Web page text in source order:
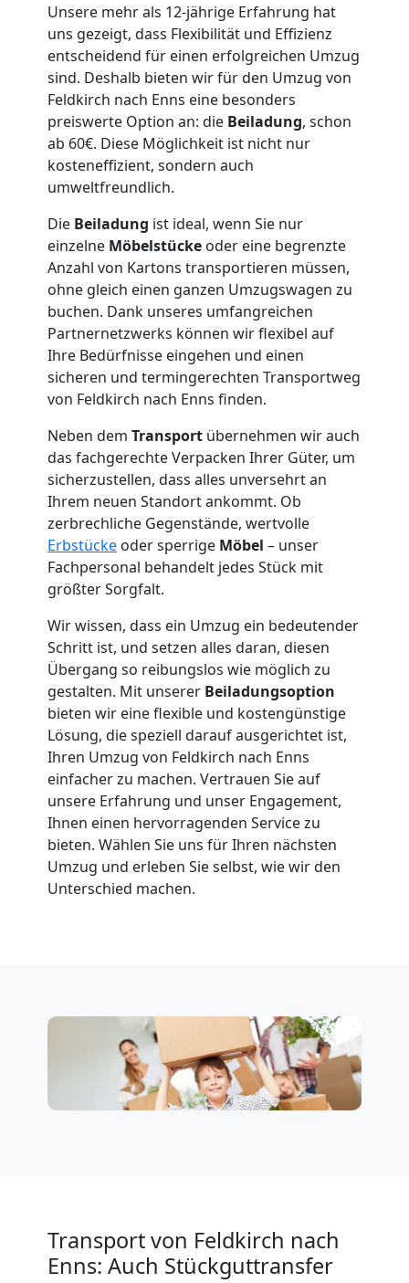
Unsere mehr als 12-jährige Erfahrung hat
uns gezeigt, dass Flexibilität und Effizienz
entscheidend für einen erfolgreichen Umzug
sind. Deshalb bieten wir für den Umzug von
Feldkirch nach Enns eine besonders
preiswerte Option an: die Beiladung, schon
ab 60€. Diese Möglichkeit ist nicht nur
kosteneffizient, sondern auch
umweltfreundlich.
Die Beiladung ist ideal, wenn Sie nur
einzelne Möbelstücke oder eine begrenzte
Anzahl von Kartons transportieren müssen,
ohne gleich einen ganzen Umzugswagen zu
buchen. Dank unseres umfangreichen
Partnernetzwerks können wir flexibel auf
Ihre Bedürfnisse eingehen und einen
sicheren und termingerechten Transportweg
von Feldkirch nach Enns finden.
Neben dem Transport übernehmen wir auch
das fachgerechte Verpacken Ihrer Güter, um
sicherzustellen, dass alles unversehrt an
Ihrem neuen Standort ankommt. Ob
zerbrechliche Gegenstände, wertvolle
Erbstücke oder sperrige Möbel – unser
Fachpersonal behandelt jedes Stück mit
größter Sorgfalt.
Wir wissen, dass ein Umzug ein bedeutender
Schritt ist, und setzen alles daran, diesen
Übergang so reibungslos wie möglich zu
gestalten. Mit unserer Beiladungsoption
bieten wir eine flexible und kostengünstige
Lösung, die speziell darauf ausgerichtet ist,
Ihren Umzug von Feldkirch nach Enns
einfacher zu machen. Vertrauen Sie auf
unsere Erfahrung und unser Engagement,
Ihnen einen hervorragenden Service zu
bieten. Wählen Sie uns für Ihren nächsten
Umzug und erleben Sie selbst, wie wir den
Unterschied machen.
Transport von Feldkirch nach
Enns: Auch Stückguttransfer
Möbellift
Feldkirch
Übersiedlung
Feldkirch
Klaviertransport
Feldkirch
Privatumzug
Feldkirch
Tresortransport
Feldkirch
Umzug
für
Senioren
Feldkirch
Fernumzug
Firmenumzug
Feldkirch
Expressumzug